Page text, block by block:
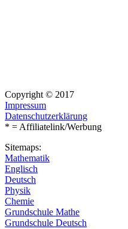
Copyright © 2017
Impressum
Datenschutzerklärung
* = Affiliatelink/Werbung
Sitemaps:
Mathematik
Englisch
Deutsch
Physik
Chemie
Grundschule Mathe
Grundschule Deutsch